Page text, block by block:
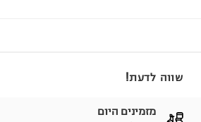
שווה לדעת!
מזמינים היום